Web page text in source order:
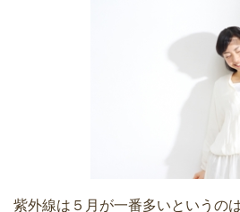
紫外線は５月が一番多いというの